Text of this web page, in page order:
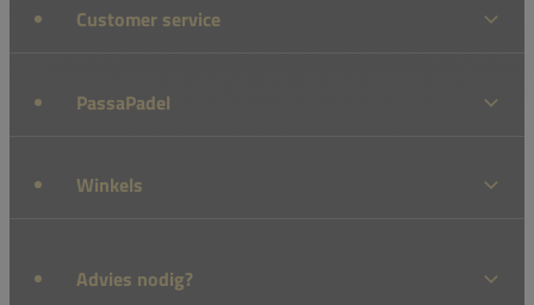
Customer service
PassaPadel
Winkels
Advies nodig?